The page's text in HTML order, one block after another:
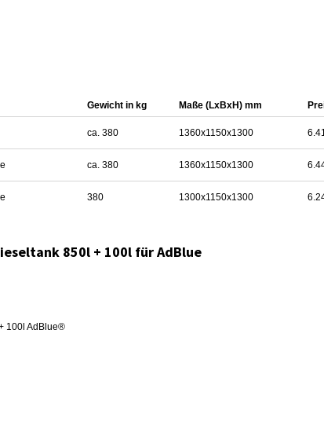
Gewicht in kg Maße (LxBxH) mm
ca. 380 1360x1150x1300
ca. 380 1360x1150x1300
380 1300x1150x1300
850l + 100l für AdBlue
100l AdBlue®